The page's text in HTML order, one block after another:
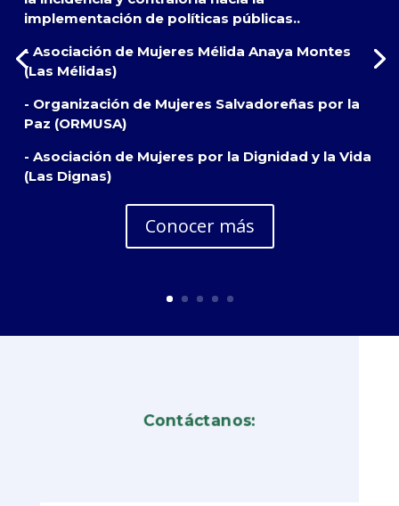
implementación de políticas públicas..
- Asociación de Mujeres Mélida Anaya Montes
(Las Mélidas)
- Organización de Mujeres Salvadoreñas por la
Paz (ORMUSA)
- Asociación de Mujeres por la Dignidad y la Vida
(Las Dignas)
Conocer más
Contáctanos: